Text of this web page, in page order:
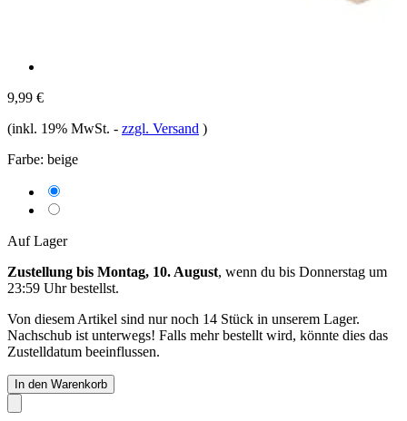
9,99 €
(inkl. 19% MwSt. - zzgl. Versand )
Farbe: beige
Auf Lager
Zustellung bis Montag, 10. August, wenn du bis Donnerstag um
23:59 Uhrbestellst.
Von diesem Artikel sind nur noch 14 Stück in unserem Lager.
Nachschub ist unterwegs! Falls mehr bestellt wird, könnte dies das
Zustelldatum beeinflussen.
In den Warenkorb